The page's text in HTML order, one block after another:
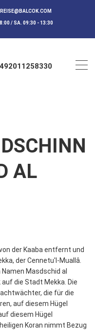
REISE@BALCOK.COM
/ SA. 09:30 - 13:30
AL
der Kaaba entfernt und
der Cennetu'l-Muallâ.
Masdschid al
die Stadt Mekka. Die
die für die
auf diesem Hügel
diesem Hügel
Koran nimmt Bezug